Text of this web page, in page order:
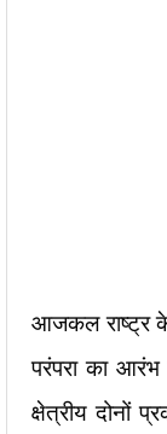
आजकल राष्ट्र के
परंपरा का आरंभ
क्षेत्रीय दोनों